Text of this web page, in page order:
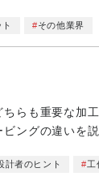
その他業界
らも重要な加
ングの違いを説
計者のヒント 工